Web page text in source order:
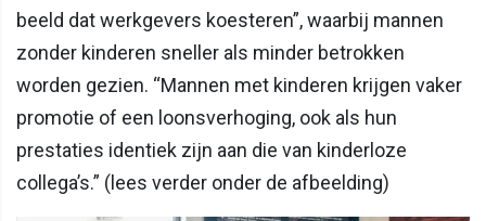
beeld dat werkgevers koesteren”, waarbij mannen
zonder kinderen sneller als minder betrokken
worden gezien. “Mannen met kinderen krijgen vaker
promotie of een loonsverhoging, ook als hun
prestaties identiek zijn aan die van kinderloze
collega’s.” (lees verder onder de afbeelding)